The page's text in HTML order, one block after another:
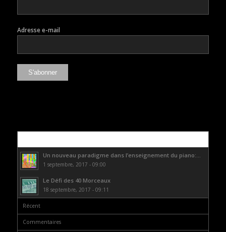
Adresse e-mail
Un nouveau paradigme dans l’enseignement du piano:...
1 septembre, 2017 - 09:00
Le Défi des 40 Morceaux
18 septembre, 2017 - 09:11
Récent
Commentaires